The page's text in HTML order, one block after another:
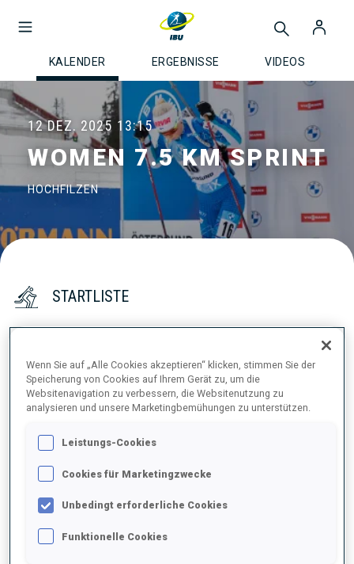
KALENDER ERGEBNISSE VIDEOS
12 DEZ. 2025 13:15
WOMEN 7.5 KM SPRINT
HOCHFILZEN
STARTLISTE
1 L. BARAUSKIENE
LTU 13:15:30
SLETTEMARK
3 D. IRWIN
Wenn Sie auf „Alle Cookies akzeptieren“ klicken, stimmen Sie der
Speicherung von Cookies auf Ihrem Gerät zu, um die
Websitenavigation zu verbessern, die Websitenutzung zu
analysieren und unsere Marketingbemühungen zu unterstützen.
Leistungs-Cookies
Cookies für Marketingzwecke
Unbedingt erforderliche Cookies
Funktionelle Cookies